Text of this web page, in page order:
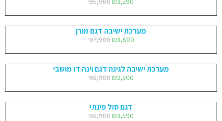
מערכת ישיבה דגם מורן
₪7,900 ₪3,600
מערכת ישיבה לגינה דגם וינה דו מושבי
₪5,900 ₪2,500
דגם סול פינתי
₪5,900 ₪3,590